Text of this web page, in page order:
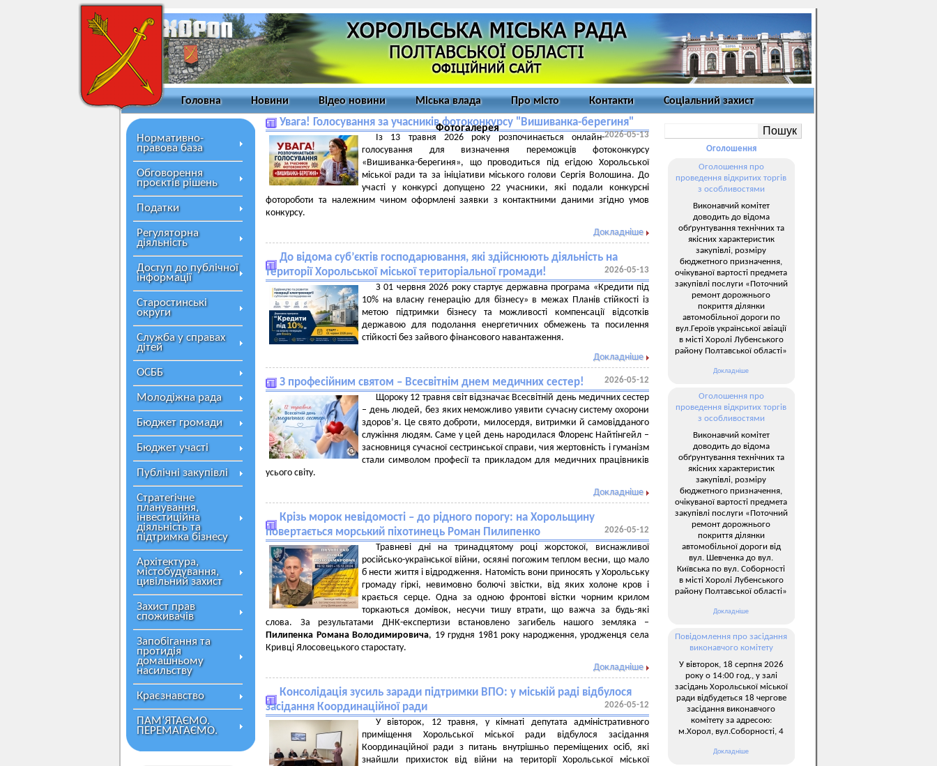
Головна Новини Відео новини Міська влада Про місто Контакти Соціальний захист
Фотогалерея
Нормативно-
правова база
Обговорення
проєктів рішень
Податки
Регуляторна
діяльність
Доступ до публічної
інформації
Старостинські
округи
Служба у справах
дітей
ОСББ
Молодіжна рада
Бюджет громади
Бюджет участі
Публічні закупівлі
Стратегічне
планування,
інвестиційна
діяльність та
підтримка бізнесу
Архітектура,
містобудування,
цивільний захист
Захист прав
споживачів
Запобігання та
протидія
домашньому
насильству
Краєзнавство
ПАМ’ЯТАЄМО.
ПЕРЕМАГАЄМО.
Увага! Голосування за учасників фотоконкурсу "Вишиванка-берегиня"
2026-05-13
Із 13 травня 2026 року розпочинається онлайн-
голосування для визначення переможців фотоконкурсу
«Вишиванка-берегиня», що проводиться під егідою Хорольської
міської ради та за ініціативи міського голови Сергія Волошина. До
участі у конкурсі допущено 22 учасники, які подали конкурсні
фотороботи та належним чином оформлені заявки з контактними даними згідно умов
конкурсу.
Докладніше
До відома суб’єктів господарювання, які здійснюють діяльність на
території Хорольської міської територіальної громади!
2026-05-13
З 01 червня 2026 року стартує державна програма «Кредити під
10% на власну генерацію для бізнесу» в межах Планів стійкості із
метою підтримки бізнесу та можливості компенсації відсотків
державою для подолання енергетичних обмежень та посилення
стійкості без зайвого фінансового навантаження.
Докладніше
З професійним святом – Всесвітнім днем медичних сестер! 2026-05-12
Щороку 12 травня світ відзначає Всесвітній день медичних сестер
– день людей, без яких неможливо уявити сучасну систему охорони
здоров’я. Це свято доброти, милосердя, витримки й самовідданого
служіння людям. Саме у цей день народилася Флоренс Найтінгейл –
засновниця сучасної сестринської справи, чия жертовність і гуманізм
стали символом професії та прикладом для медичних працівників
усього світу.
Докладніше
Крізь морок невідомості – до рідного порогу: на Хорольщину
повертається морський піхотинець Роман Пилипенко
2026-05-12
Травневі дні на тринадцятому році жорстокої, виснажливої
російсько-української війни, осяяні погожим теплом весни, що мало
б нести життя і відродження. Натомість вони приносять у Хорольську
громаду гіркі, невимовно болючі звістки, від яких холоне кров і
крається серце. Одна за одною фронтові вістки чорним крилом
торкаються домівок, несучи тишу втрати, що важча за будь-які
слова. За результатами ДНК-експертизи встановлено загибель нашого земляка –
Пилипенка Романа Володимировича, 19 грудня 1981 року народження, уродженця села
Кривці Ялосовецького старостату.
Докладніше
Консолідація зусиль заради підтримки ВПО: у міській раді відбулося
засідання Координаційної ради
2026-05-12
У вівторок, 12 травня, у кімнаті депутата адміністративного
приміщення Хорольської міської ради відбулося засідання
Координаційної ради з питань внутрішньо переміщених осіб, які
знайшли прихисток від війни на території Хорольської міської
Оголошення
Оголошення про
проведення відкритих торгів
з особливостями
Виконавчий комітет
доводить до відома
обґрунтування технічних та
якісних характеристик
закупівлі, розміру
бюджетного призначення,
очікуваної вартості предмета
закупівлі послуги «Поточний
ремонт дорожнього
покриття ділянки
автомобільної дороги по
вул.Героїв української авіації
в місті Хоролі Лубенського
району Полтавської області»
Докладніше
Оголошення про
проведення відкритих торгів
з особливостями
Виконавчий комітет
доводить до відома
обґрунтування технічних та
якісних характеристик
закупівлі, розміру
бюджетного призначення,
очікуваної вартості предмета
закупівлі послуги «Поточний
ремонт дорожнього
покриття ділянки
автомобільної дороги від
вул. Шевченка до вул.
Київська по вул. Соборності
в місті Хоролі Лубенського
району Полтавської області»
Докладніше
Повідомлення про засідання
виконавчого комітету
У вівторок, 18 серпня 2026
року о 14:00 год., у залі
засідань Хорольської міської
ради відбудеться 18 чергове
засідання виконавчого
комітету за адресою:
м.Хорол, вул.Соборності, 4
Докладніше